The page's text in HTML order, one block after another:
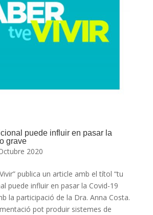
puede influir en pasar la
grave
2020
publica un article amb el títol “tu
puede influir en pasar la Covid-19
la participació de la Dra. Anna Costa.
pot produir sistemes de